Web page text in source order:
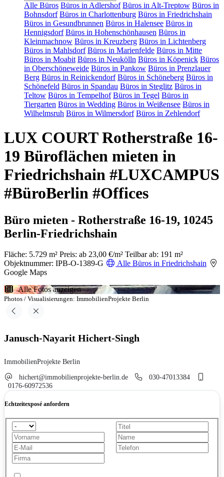
Alle Büros Büros in Adlershof Büros in Alt-Treptow Büros in
Bohnsdorf Büros in Charlottenburg Büros in Friedrichshain
Büros in Gesundbrunnen Büros in Halensee Büros in
Hennigsdorf Büros in Hohenschönhausen Büros in
Kleinmachnow Büros in Kreuzberg Büros in Lichtenberg
Büros in Mahlsdorf Büros in Marienfelde Büros in Mitte
Büros in Moabit Büros in Neukölln Büros in Köpenick Büros
in Oberschöneweide Büros in Pankow Büros in Prenzlauer
Berg Büros in Reinickendorf Büros in Schöneberg Büros in
Schönefeld Büros in Spandau Büros in Steglitz Büros in
Teltow Büros in Tempelhof Büros in Tegel Büros in
Tiergarten Büros in Wedding Büros in Weißensee Büros in
Wilhelmsruh Büros in Wilmersdorf Büros in Zehlendorf
LUX COURT Rotherstraße 16-
19 Büroflächen mieten in
Friedrichshain #LUXCAMPUS
#BüroBerlin #Offices
Büro mieten - Rotherstraße 16-19, 10245
Berlin-Friedrichshain
Fläche: 5.729 m² Preis: ab 23,00 €/m² Teilbar ab: 191 m²
Objektnummer: IPB-O-1389-G
Alle Büros in Friedrichshain
Google Maps
Alle Fotos anzeigen
Photos / Visualisierungen: ImmobilienProjekte Berlin
Janusch-Nayarit Hichert-Singh
ImmobilienProjekte Berlin
hichert@immobilienprojekte-berlin.de
030-47013384
0176-60972536
Echtzeitexposé anfordern